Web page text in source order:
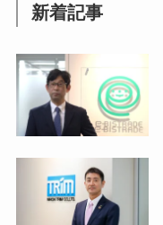
新着記事